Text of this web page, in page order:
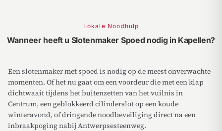
Lokale Noodhulp
Wanneer heeft u Slotenmaker Spoed nodig in Kapellen?
Een slotenmaker met spoed is nodig op de meest onverwachte
momenten. Of het nu gaat om een voordeur die met een klap
dichtwaait tijdens het buitenzetten van het vuilnis in
Centrum, een geblokkeerd cilinderslot op een koude
winteravond, of dringende noodbeveiliging direct na een
inbraakpoging nabij Antwerpsesteenweg.